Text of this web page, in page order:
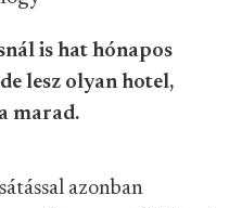
is hat hónapos
lesz olyan hotel,
marad.
azonban